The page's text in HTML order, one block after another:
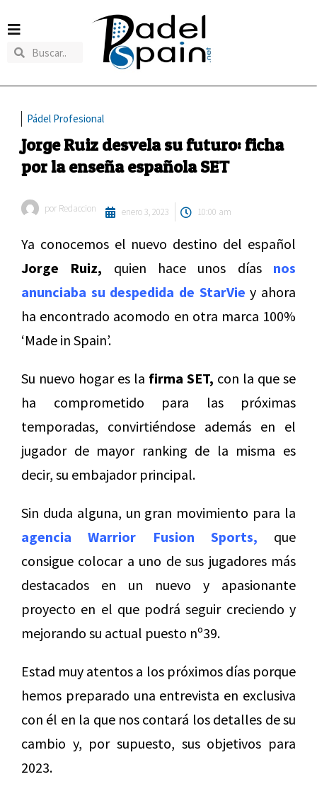
Pádel Profesional
Jorge Ruiz desvela su futuro: ficha
por la enseña española SET
por Redaccion enero 3, 2023 10:00 am
Ya conocemos el nuevo destino del español
Jorge Ruiz, quien hace unos días nos
anunciaba su despedida de StarVie y ahora
ha encontrado acomodo en otra marca 100%
‘Made in Spain’.
Su nuevo hogar es la firma SET, con la que se
ha comprometido para las próximas
temporadas, convirtiéndose además en el
jugador de mayor ranking de la misma es
decir, su embajador principal.
Sin duda alguna, un gran movimiento para la
agencia Warrior Fusion Sports, que
consigue colocar a uno de sus jugadores más
destacados en un nuevo y apasionante
proyecto en el que podrá seguir creciendo y
mejorando su actual puesto nº39.
Estad muy atentos a los próximos días porque
hemos preparado una entrevista en exclusiva
con él en la que nos contará los detalles de su
cambio y, por supuesto, sus objetivos para
2023.